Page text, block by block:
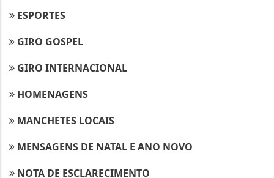
ESPORTES
GIRO GOSPEL
GIRO INTERNACIONAL
HOMENAGENS
MANCHETES LOCAIS
MENSAGENS DE NATAL E ANO NOVO
NOTA DE ESCLARECIMENTO